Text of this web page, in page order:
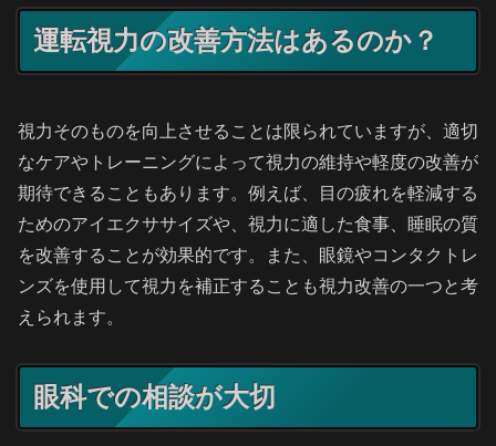
運転視力の改善方法はあるのか？
視力そのものを向上させることは限られていますが、適切
なケアやトレーニングによって視力の維持や軽度の改善が
期待できることもあります。例えば、目の疲れを軽減する
ためのアイエクササイズや、視力に適した食事、睡眠の質
を改善することが効果的です。また、眼鏡やコンタクトレ
ンズを使用して視力を補正することも視力改善の一つと考
えられます。
眼科での相談が大切